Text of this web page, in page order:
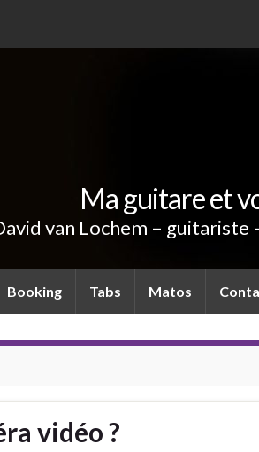
Ma guitare et
van Lochem –
Booking Tabs Matos
vidéo ?